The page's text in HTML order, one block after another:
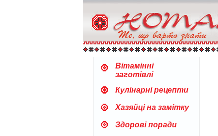
Вітамінні
заготівлі
Кулінарні рецепти
Хазяйці на замітку
Здорові поради